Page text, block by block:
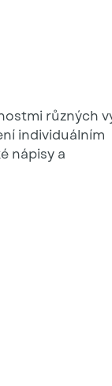
různých
individuálním
nápisy a